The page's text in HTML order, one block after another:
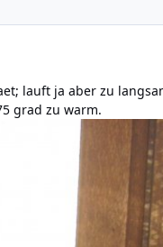
lauft ja aber zu
grad zu warm.